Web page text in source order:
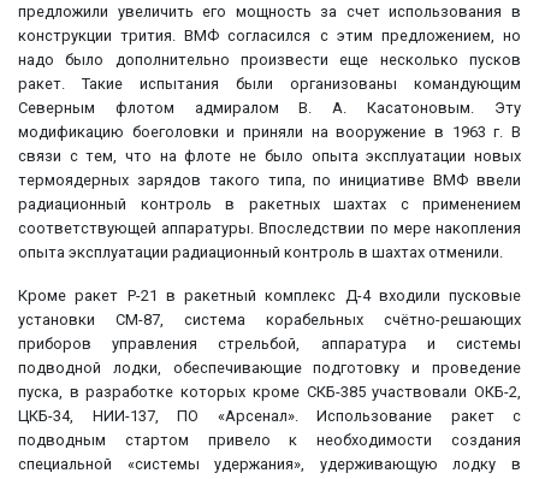
предложили увеличить его мощность за счет использования в
конструкции трития. ВМФ согласился с этим предложением, но
надо было дополнительно произвести еще несколько пусков
ракет. Такие испытания были организованы командующим
Северным флотом адмиралом В. А. Касатоновым. Эту
модификацию боеголовки и приняли на вооружение в 1963 г. В
связи с тем, что на флоте не было опыта эксплуатации новых
термоядерных зарядов такого типа, по инициативе ВМФ ввели
радиационный контроль в ракетных шахтах с применением
соответствующей аппаратуры. Впоследствии по мере накопления
опыта эксплуатации радиационный контроль в шахтах отменили.
Кроме ракет Р-21 в ракетный комплекс Д-4 входили пусковые
установки СМ-87, система корабельных счётно-решающих
приборов управления стрельбой, аппаратура и системы
подводной лодки, обеспечивающие подготовку и проведение
пуска, в разработке которых кроме СКБ-385 участвовали ОКБ-2,
ЦКБ-34, НИИ-137, ПО «Арсенал». Использование ракет с
подводным стартом привело к необходимости создания
специальной «системы удержания», удерживающую лодку в